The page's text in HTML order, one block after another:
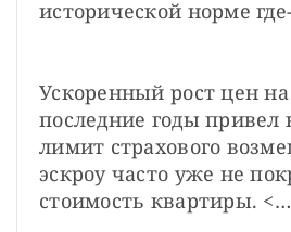
исторической норме
Ускоренный рост цен
последние годы привел
лимит страхового
эскроу часто уже не
стоимость квартиры.